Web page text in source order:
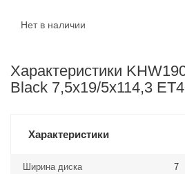
Нет в наличии
Характеристики
Black 7,5x19/5x114,3
Характеристики
Ширина диска 7